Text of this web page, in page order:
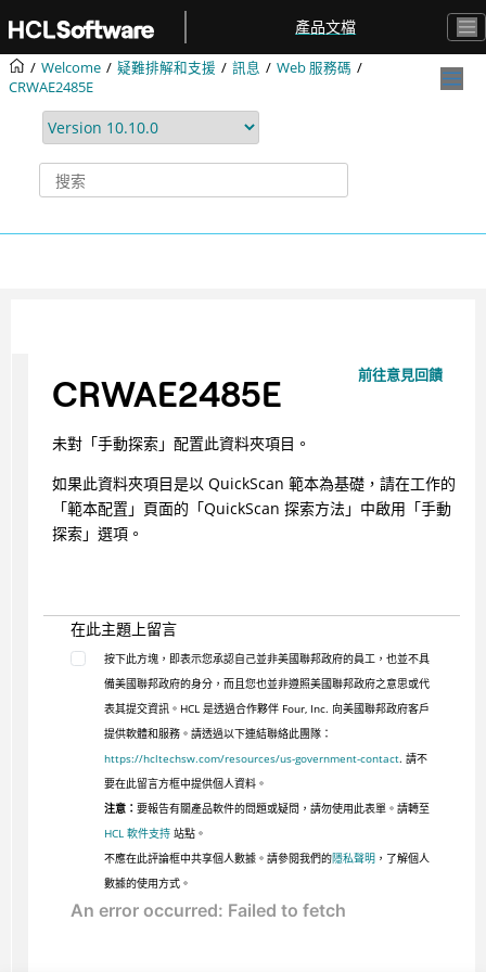
產品文檔
Welcome 疑難排解和支援 訊息
Web 服務碼
CRWAE2485E
前往意見回饋
CRWAE2485E
未對「手動探索」配置此資料夾項目。
如果此資料夾項目是以 QuickScan 範本為基礎，請在工作的
「範本配置」頁面的「QuickScan 探索方法」中啟用「手動
探索」選項。
在此主題上留言
按下此方塊，即表示您承認自己並非美國聯邦政府的員工，也並不具
備美國聯邦政府的身分，而且您也並非遵照美國聯邦政府之意思或代
表其提交資訊。HCL 是透過合作夥伴 Four, Inc. 向美國聯邦政府客戶
提供軟體和服務。請透過以下連結聯絡此團隊：
https://hcltechsw.com/resources/us-government-contact. 請不
要在此留言方框中提供個人資料。
注意： 要報告有關產品軟件的問題或疑問，請勿使用此表單。請轉至
HCL 軟件支持站點。
不應在此評論框中共享個人數據。請參閱我們的隱私聲明 ，了解個人
數據的使用方式。